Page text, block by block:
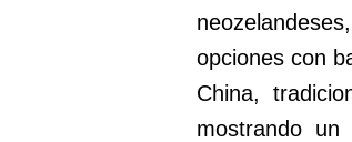
opciones con
China,
mostrando